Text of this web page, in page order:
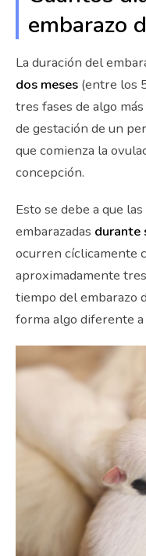
embarazo
La duración del
dos meses (entre los
tres fases de algo
de gestación de un
que comienza la
concepción.
Esto se debe a que
embarazadas durante
ocurren cíclicamente
aproximadamente
tiempo del embarazo
forma algo diferente a